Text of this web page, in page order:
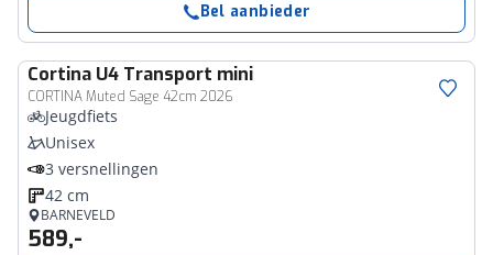
Bel aanbieder
Cortina U4 Transport mini
CORTINA Muted Sage 42cm 2026
Jeugdfiets
Unisex
3 versnellingen
42 cm
BARNEVELD
589,-